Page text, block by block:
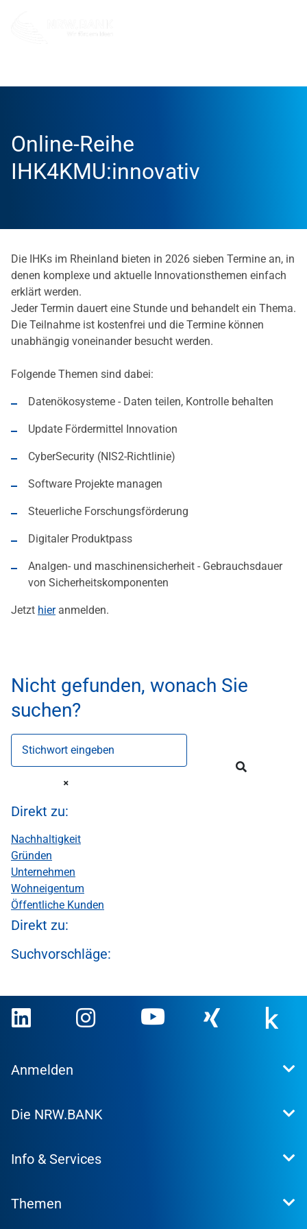
Online-Reihe
IHK4KMU:innovativ
Die IHKs im Rheinland bieten in 2026 sieben Termine an, in
denen komplexe und aktuelle Innovationsthemen einfach
erklärt werden.
Jeder Termin dauert eine Stunde und behandelt ein Thema.
Die Teilnahme ist kostenfrei und die Termine können
unabhängig voneinander besucht werden.
Folgende Themen sind dabei:
Datenökosysteme - Daten teilen, Kontrolle behalten
Update Fördermittel Innovation
CyberSecurity (NIS2-Richtlinie)
Software Projekte managen
Steuerliche Forschungsförderung
Digitaler Produktpass
Analgen- und maschinensicherheit - Gebrauchsdauer
von Sicherheitskomponenten
Jetzt hieranmelden.
Nicht gefunden, wonach Sie
suchen?
Stichwort eingeben
Direkt zu:
Nachhaltigkeit
Gründen
Unternehmen
Wohneigentum
Öffentliche Kunden
Direkt zu:
Suchvorschläge:
Anmelden
Kundenportal
Die NRW.BANK
Presse
Research
Info & Services
Produktsuche
Themen